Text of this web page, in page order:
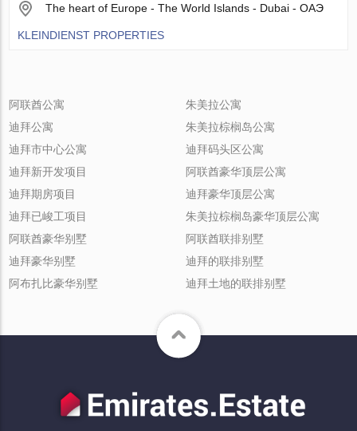
The heart of Europe - The World Islands - Dubai - ОАЭ
KLEINDIENST PROPERTIES
阿联酋公寓
迪拜公寓
迪拜市中心公寓
朱美拉公寓
朱美拉棕榈岛公寓
迪拜码头区公寓
迪拜新开发项目
迪拜期房项目
迪拜已峻工项目
阿联酋豪华顶层公寓
迪拜豪华顶层公寓
朱美拉棕榈岛豪华顶层公寓
阿联酋豪华别墅
迪拜豪华别墅
阿布扎比豪华别墅
阿联酋联排别墅
迪拜的联排别墅
迪拜土地的联排别墅